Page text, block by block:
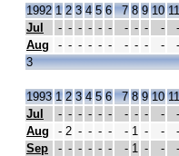
1992 1 2 3 4 5 6 7 8 9 10 11
Jul
- - - - - - - - - - -
Aug
- - - - - - - - - - -
3
1993 1 2 3 4 5 6 7 8 9 10 11
Jul
- - - - - - - - - - -
Aug
- 2 - - - - - 1 - - -
Sep
- - - - - - - 1 - - -